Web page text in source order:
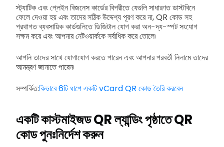
স্ট্যাটিক এবং প্লেইন বিজনেস কার্ডের বিপরীতে যেগুলি সাধারণত ডাস্টবিনে
ফেলে দেওয়া হয় এবং তাদের সঠিক উদ্দেশ্য পূরণ করে না, QR কোড সহ
প্রথাগত ব্যবসায়িক কার্ডগুলিতে ডিজিটাল যোগ করা অন-দ্য-স্পট সংযোগ
সক্ষম করে এবং আপনার নেটওয়ার্ককে সর্বাধিক করে তোলে৷
আপনি তাদের সাথে যোগাযোগ করতে পারেন এবং আপনার পরবর্তী নিলামে তাদের
আমন্ত্রণ জানাতে পারেন৷
সম্পর্কিত:কিভাবে 6টি ধাপে একটি vCard QR কোড তৈরি করবেন
একটি কাস্টমাইজড QR ল্যান্ডিং পৃষ্ঠাতে QR
কোড পুনঃনির্দেশ করুন